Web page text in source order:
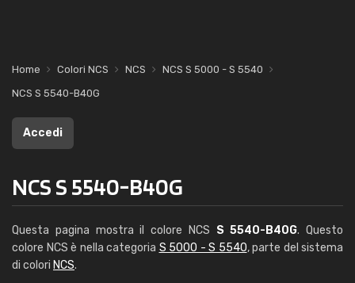
Home Colori NCS NCS
NCS S 5000 - S 5540
NCS S 5540-B40G
Accedi
NCS S 5540-B40G
Questa pagina mostra il colore NCS S 5540-B40G. Questo
colore NCS è nella categoria S 5000 - S 5540, parte del sistema
di colori NCS.